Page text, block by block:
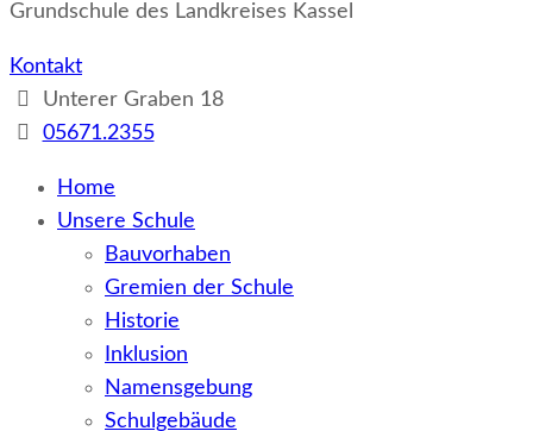
Grundschule des Landkreises Kassel
Kontakt
Unterer Graben 18
05671.2355
Home
Unsere Schule
Bauvorhaben
Gremien der Schule
Historie
Inklusion
Namensgebung
Schulgebäude